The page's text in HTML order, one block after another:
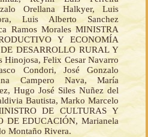
Orellana Halkyer, Luis
Luis Alberto Sanchez
Ramos Morales MINISTRA
Y ECONOMÍA
DESARROLLO RURAL Y
Felix Cesar Navarro
Condori, José Gonzalo
Campero Nava, María
Hugo José Siles Nuñez del
Bautista, Marko Marcelo
DE CULTURAS Y
DE EDUCACIÓN, Marianela
Montaño Rivera.